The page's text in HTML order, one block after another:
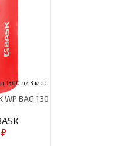
1300 р/ 3 мес
BAG 130
₽